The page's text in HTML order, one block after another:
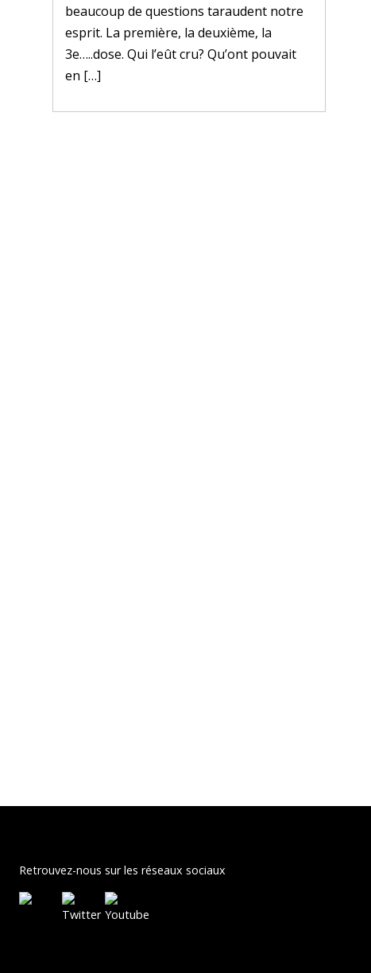
beaucoup de questions taraudent notre
esprit. La première, la deuxième, la
3e…..dose. Qui l’eût cru? Qu’ont pouvait
en […]
Retrouvez-nous sur les réseaux sociaux